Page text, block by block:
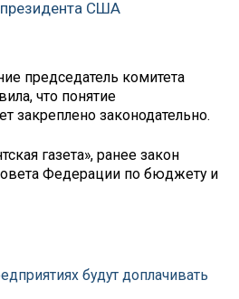
президента США
председатель комитета
что понятие
закреплено законодательно.
газета», ранее закон
Федерации по бюджету и
будут доплачивать